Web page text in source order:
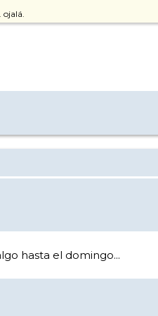
ojalá.
hasta el domingo...